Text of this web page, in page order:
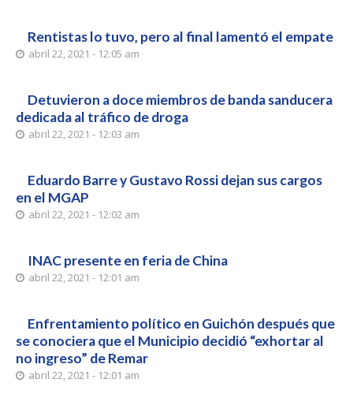
Rentistas lo tuvo, pero al final lamentó el empate
abril 22, 2021 - 12:05 am
Detuvieron a doce miembros de banda sanducera
dedicada al tráfico de droga
abril 22, 2021 - 12:03 am
Eduardo Barre y Gustavo Rossi dejan sus cargos
en el MGAP
abril 22, 2021 - 12:02 am
INAC presente en feria de China
abril 22, 2021 - 12:01 am
Enfrentamiento político en Guichón después que
se conociera que el Municipio decidió “exhortar al
no ingreso” de Remar
abril 22, 2021 - 12:01 am